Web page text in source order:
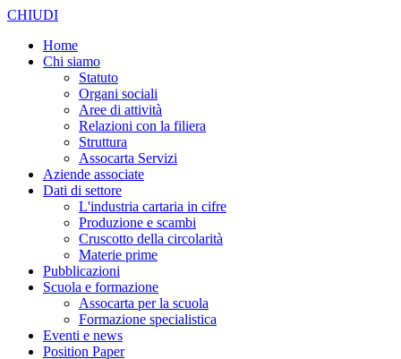
CHIUDI
Home
Chi siamo
Statuto
Organi sociali
Aree di attività
Relazioni con la filiera
Struttura
Assocarta Servizi
Aziende associate
Dati di settore
L'industria cartaria in cifre
Produzione e scambi
Cruscotto della circolarità
Materie prime
Pubblicazioni
Scuola e formazione
Assocarta per la scuola
Formazione specialistica
Eventi e news
Position Paper